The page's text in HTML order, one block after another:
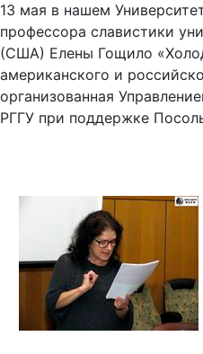
профессора славистики
(США) Елены Гощило
американского и
организованная
РГГУ при поддержке